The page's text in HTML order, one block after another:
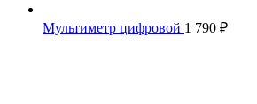
Мультиметр цифровой 1 790 ₽